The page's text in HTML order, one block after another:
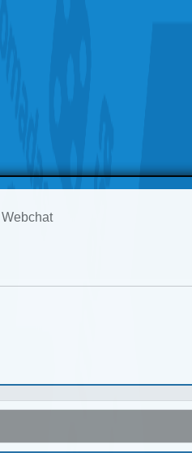
Webchat